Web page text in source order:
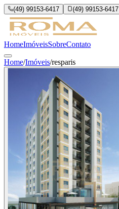
(49) 99153-6417 (49) 99153-6417
HomeImóveisSobreContato
Home/Imóveis/resparis